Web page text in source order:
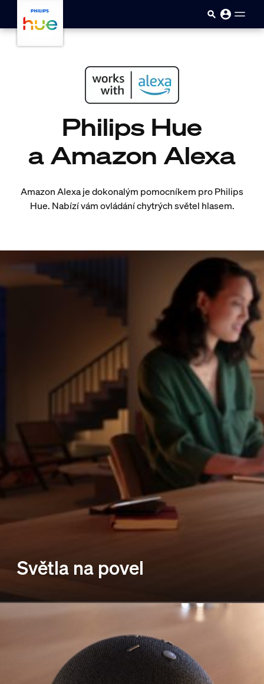
Přejít k hlavnímu obsahu
Philips Hue
a Amazon Alexa
Amazon Alexa je dokonalým pomocníkem pro Philips
Hue. Nabízí vám ovládání chytrých světel hlasem.
Světla na povel